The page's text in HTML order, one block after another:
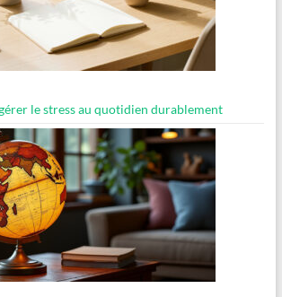
le stress au quotidien durablement